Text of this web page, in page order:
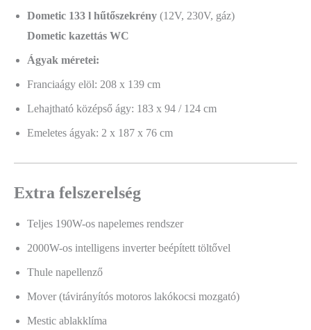
Dometic 133 l hűtőszekrény (12V, 230V, gáz)
Dometic kazettás WC
Ágyak méretei:
Franciaágy elöl: 208 x 139 cm
Lehajtható középső ágy: 183 x 94 / 124 cm
Emeletes ágyak: 2 x 187 x 76 cm
Extra felszerelség
Teljes 190W-os napelemes rendszer
2000W-os intelligens inverter beépített töltővel
Thule napellenző
Mover (távirányítós motoros lakókocsi mozgató)
Mestic ablakklíma